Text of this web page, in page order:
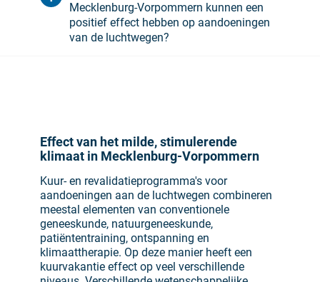
Mecklenburg-Vorpommern kunnen een
positief effect hebben op aandoeningen
van de luchtwegen?
Effect van het milde, stimulerende
klimaat in Mecklenburg-Vorpommern
Kuur- en revalidatieprogramma's voor
aandoeningen aan de luchtwegen combineren
meestal elementen van conventionele
geneeskunde, natuurgeneeskunde,
patiëntentraining, ontspanning en
klimaattherapie. Op deze manier heeft een
kuurvakantie effect op veel verschillende